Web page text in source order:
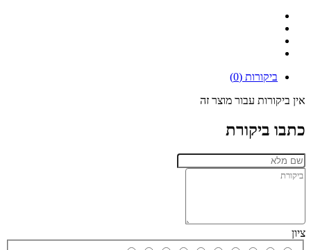
ביקורות (0)
אין ביקורות עבור מוצר זה
כתבו ביקורת
ציון